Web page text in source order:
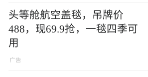
头等舱航空盖毯，吊牌价
488，现69.9抢，一毯四季可
用